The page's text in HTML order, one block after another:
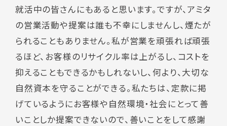
就活中の皆さんにもあると思います。ですが、アミタ
の営業活動や提案は誰も不幸にしませんし、煙たが
られることもありません。私が営業を頑張れば頑張
るほど、お客様のリサイクル率は上がるし、コストを
抑えることもできるかもしれないし、何より、大切な
自然資本を守ることができる。私たちは、定款に掲
げているようにお客様や自然環境・社会にとって善
いことしか提案できないので、善いことをして感謝